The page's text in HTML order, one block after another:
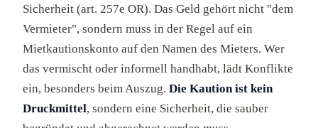
Sicherheit (art. 257e OR). Das Geld gehört nicht "dem
Vermieter", sondern muss in der Regel auf ein
Mietkautionskonto auf den Namen des Mieters. Wer
das vermischt oder informell handhabt, lädt Konflikte
ein, besonders beim Auszug. Die Kaution ist kein
Druckmittel, sondern eine Sicherheit, die sauber